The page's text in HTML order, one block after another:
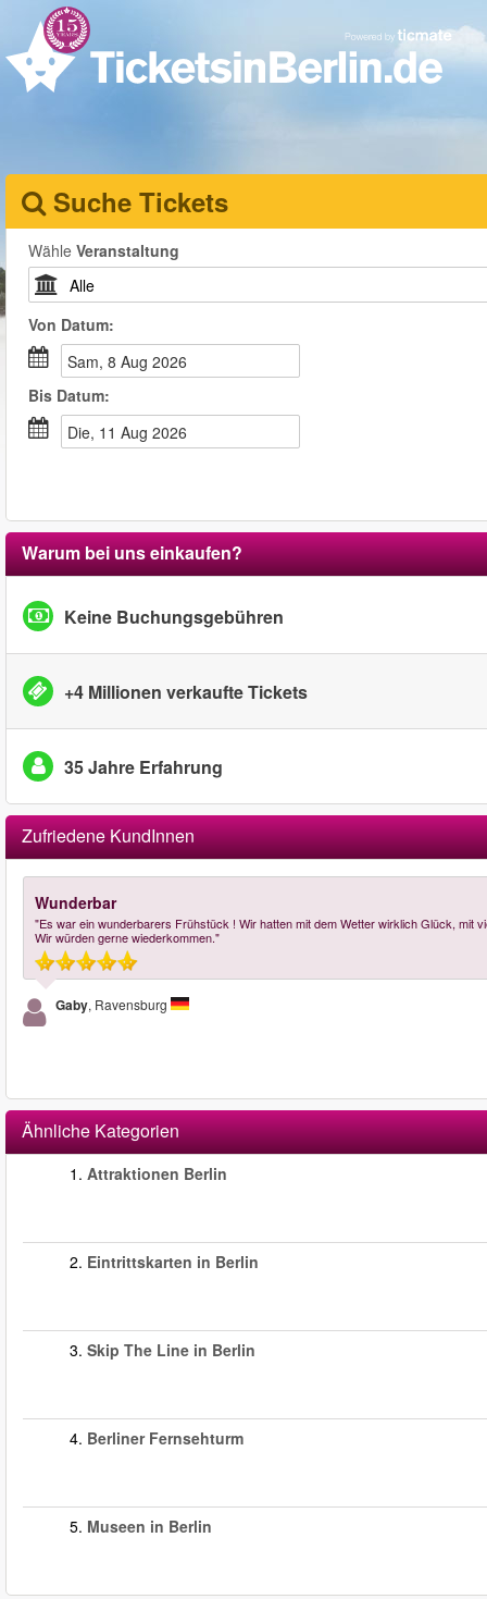
Suche Tickets
Wähle Veranstaltung
Von Datum:
Sam, 8 Aug 2026
Bis Datum:
Die, 11 Aug 2026
Warum bei uns einkaufen?
Keine Buchungsgebühren
+4 Millionen verkaufte Tickets
35 Jahre Erfahrung
Zufriedene KundInnen
Wunderbar
"Es war ein wunderbarers Frühstück ! Wir hatten mit dem Wetter wirklich Glück,
Wir würden gerne wiederkommen."
Gaby, Ravensburg
Ähnliche Kategorien
1. Attraktionen Berlin
2. Eintrittskarten in Berlin
3. Skip The Line in Berlin
4. Berliner Fernsehturm
5. Museen in Berlin